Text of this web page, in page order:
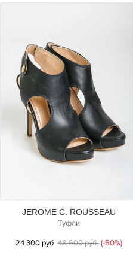
JEROME C. ROUSSEAU
Туфли
24 300 руб.48 600 руб. (-50%)